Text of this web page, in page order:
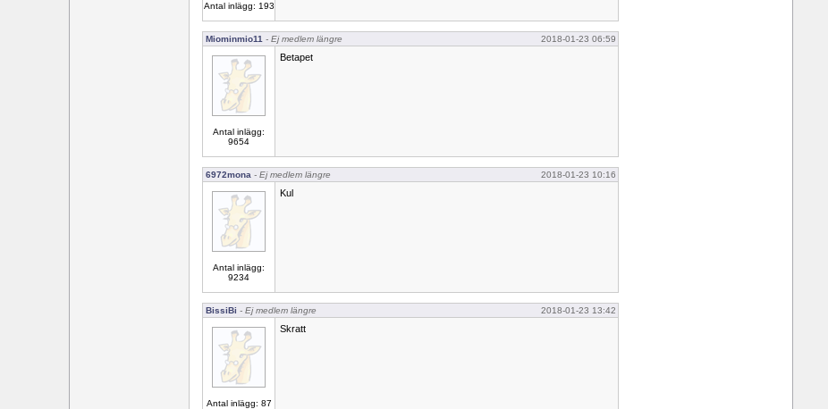
Antal inlägg: 193
Miominmio11 - Ej medlem längre 2018-01-23 06:59
Antal inlägg:
9654
Betapet
6972mona - Ej medlem längre 2018-01-23 10:16
Antal inlägg:
9234
Kul
BissiBi - Ej medlem längre 2018-01-23 13:42
Antal inlägg: 87
Skratt